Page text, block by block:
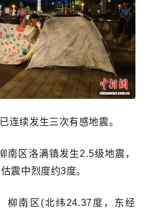
连续发生三次有感地震。
南区洛满镇发生2.5级地震，
震中烈度约3度。
柳南区(北纬24.37度，东经